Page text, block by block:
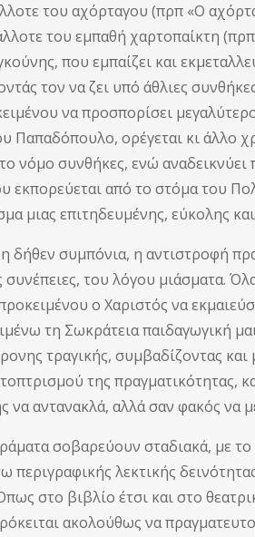
του αχόρταγου (πρπ «Ο
του εμπαθή χαρτοπαίκτη
που εμπαίζει και
τον να ζει υπό άθλιες
να προσπορίσει
Παπαδόπουλο, ορέγεται κι άλλο
νόμο συνθήκες, ενώ
εκπορεύεται από το στόμα του
μιας επιτηδευμένης, εύκολης
δήθεν συμπόνια, η αντιστροφή
του λόγου μιάσματα.
ο Χαριστός να
τη Σωκράτεια παιδαγωγική
τραγικής, συμβαδίζοντας
της
να αντανακλά, αλλά σαν φακός να
σοβαρεύουν σταδιακά, με
λεκτικής
στο βιβλίο έτσι και στο
ακολούθως να